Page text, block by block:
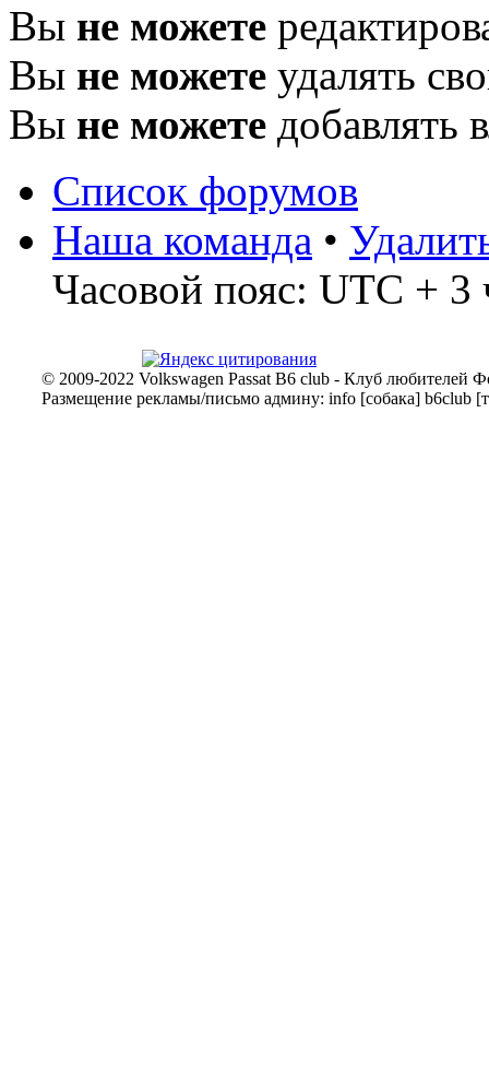
Вы не можете
Вы не можете удалять
Вы не можете добавлять
Список форумов
Наша команда •
Часовой пояс: UTC + 3
© 2009-2022 Volkswagen Passat B6 club - Клуб любителей
Размещение рекламы/письмо админу: info [собака] b6club